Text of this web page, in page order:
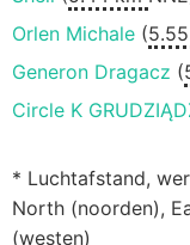
Orlen Michale (
Generon Dragacz (
Circle K
* Luchtafstand,
North (noorden),
(westen)